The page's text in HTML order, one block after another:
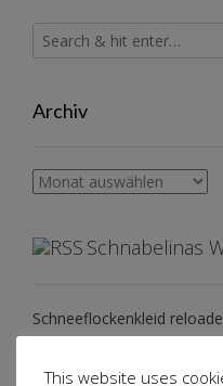
Archiv
Archiv
Schnabelinas
Schneeflockenkleid
Konzertkleidung 2. Mai
Katzenwollkleid
7. Januar
This website uses